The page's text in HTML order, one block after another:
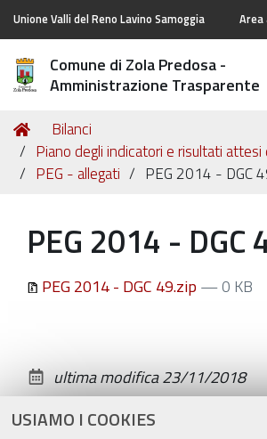
USIAMO I COOKIES
Unione Valli del Reno Lavino Samoggia
Comune di Zola Predosa -
Amministrazione Trasparente
Tu
sei
qui:
Home
Bilanci
Piano degli indicatori e risultati attesi
PEG - allegati
PEG 2014 - DGC
PEG 2014 - DGC
PEG 2014 - DGC 49.zip — 0 KB
documento
ultima modifica23/11/2018